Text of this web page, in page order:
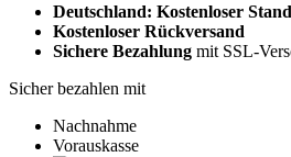
Deutschland: Kostenloser
Kostenloser Rückversand
Sichere Bezahlung mit SSL-
Sicher bezahlen mit
Nachnahme
Vorauskasse